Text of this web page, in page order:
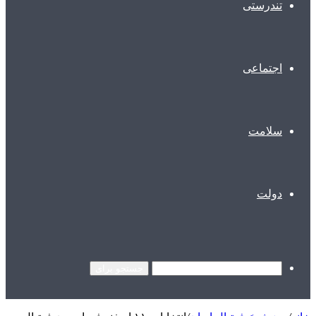
تندرستی
اجتماعی
سلامت
دولت